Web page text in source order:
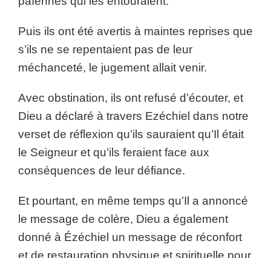
Puis ils ont été avertis à maintes reprises que
s’ils ne se repentaient pas de leur
méchanceté, le jugement allait venir.
Avec obstination, ils ont refusé d’écouter, et
Dieu a déclaré à travers Ezéchiel dans notre
verset de réflexion qu’ils sauraient qu’Il était
le Seigneur et qu’ils feraient face aux
conséquences de leur défiance.
Et pourtant, en même temps qu’Il a annoncé
le message de colère, Dieu a également
donné à Ézéchiel un message de réconfort
et de restauration physique et spirituelle pour